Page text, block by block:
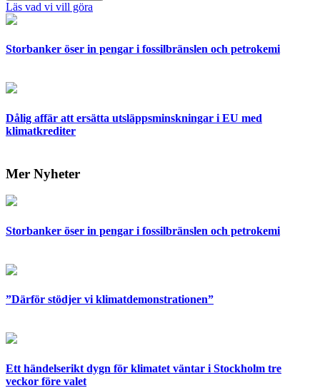
Läs vad vi vill göra
Storbanker öser in pengar i fossilbränslen och petrokemi
Dålig affär att ersätta utsläppsminskningar i EU med
klimatkrediter
Mer Nyheter
Storbanker öser in pengar i fossilbränslen och petrokemi
”Därför stödjer vi klimatdemonstrationen”
Ett händelserikt dygn för klimatet väntar i Stockholm tre
veckor före valet